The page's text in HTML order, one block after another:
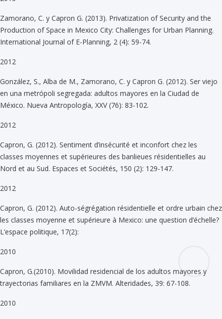
Zamorano, C. y Capron G. (2013). Privatization of Security and the
Production of Space in Mexico City: Challenges for Urban Planning.
International Journal of E-Planning, 2 (4): 59-74.
2012
González, S., Alba de M., Zamorano, C. y Capron G. (2012). Ser viejo
en una metrópoli segregada: adultos mayores en la Ciudad de
México. Nueva Antropología, XXV (76): 83-102.
2012
Capron, G. (2012). Sentiment d’insécurité et inconfort chez les
classes moyennes et supérieures des banlieues résidentielles au
Nord et au Sud. Espaces et Sociétés, 150 (2): 129-147.
2012
Capron, G. (2012). Auto-ségrégation résidentielle et ordre urbain chez
les classes moyenne et supérieure à Mexico: une question d’échelle?
L’espace politique, 17(2):
2010
Capron, G.(2010). Movilidad residencial de los adultos mayores y
trayectorias familiares en la ZMVM. Alteridades, 39: 67-108.
2010